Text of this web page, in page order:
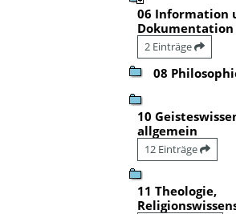
06 Information
Dokumentation
2 Einträge
08
10
allgemein
12 Einträge
11 Theologie,